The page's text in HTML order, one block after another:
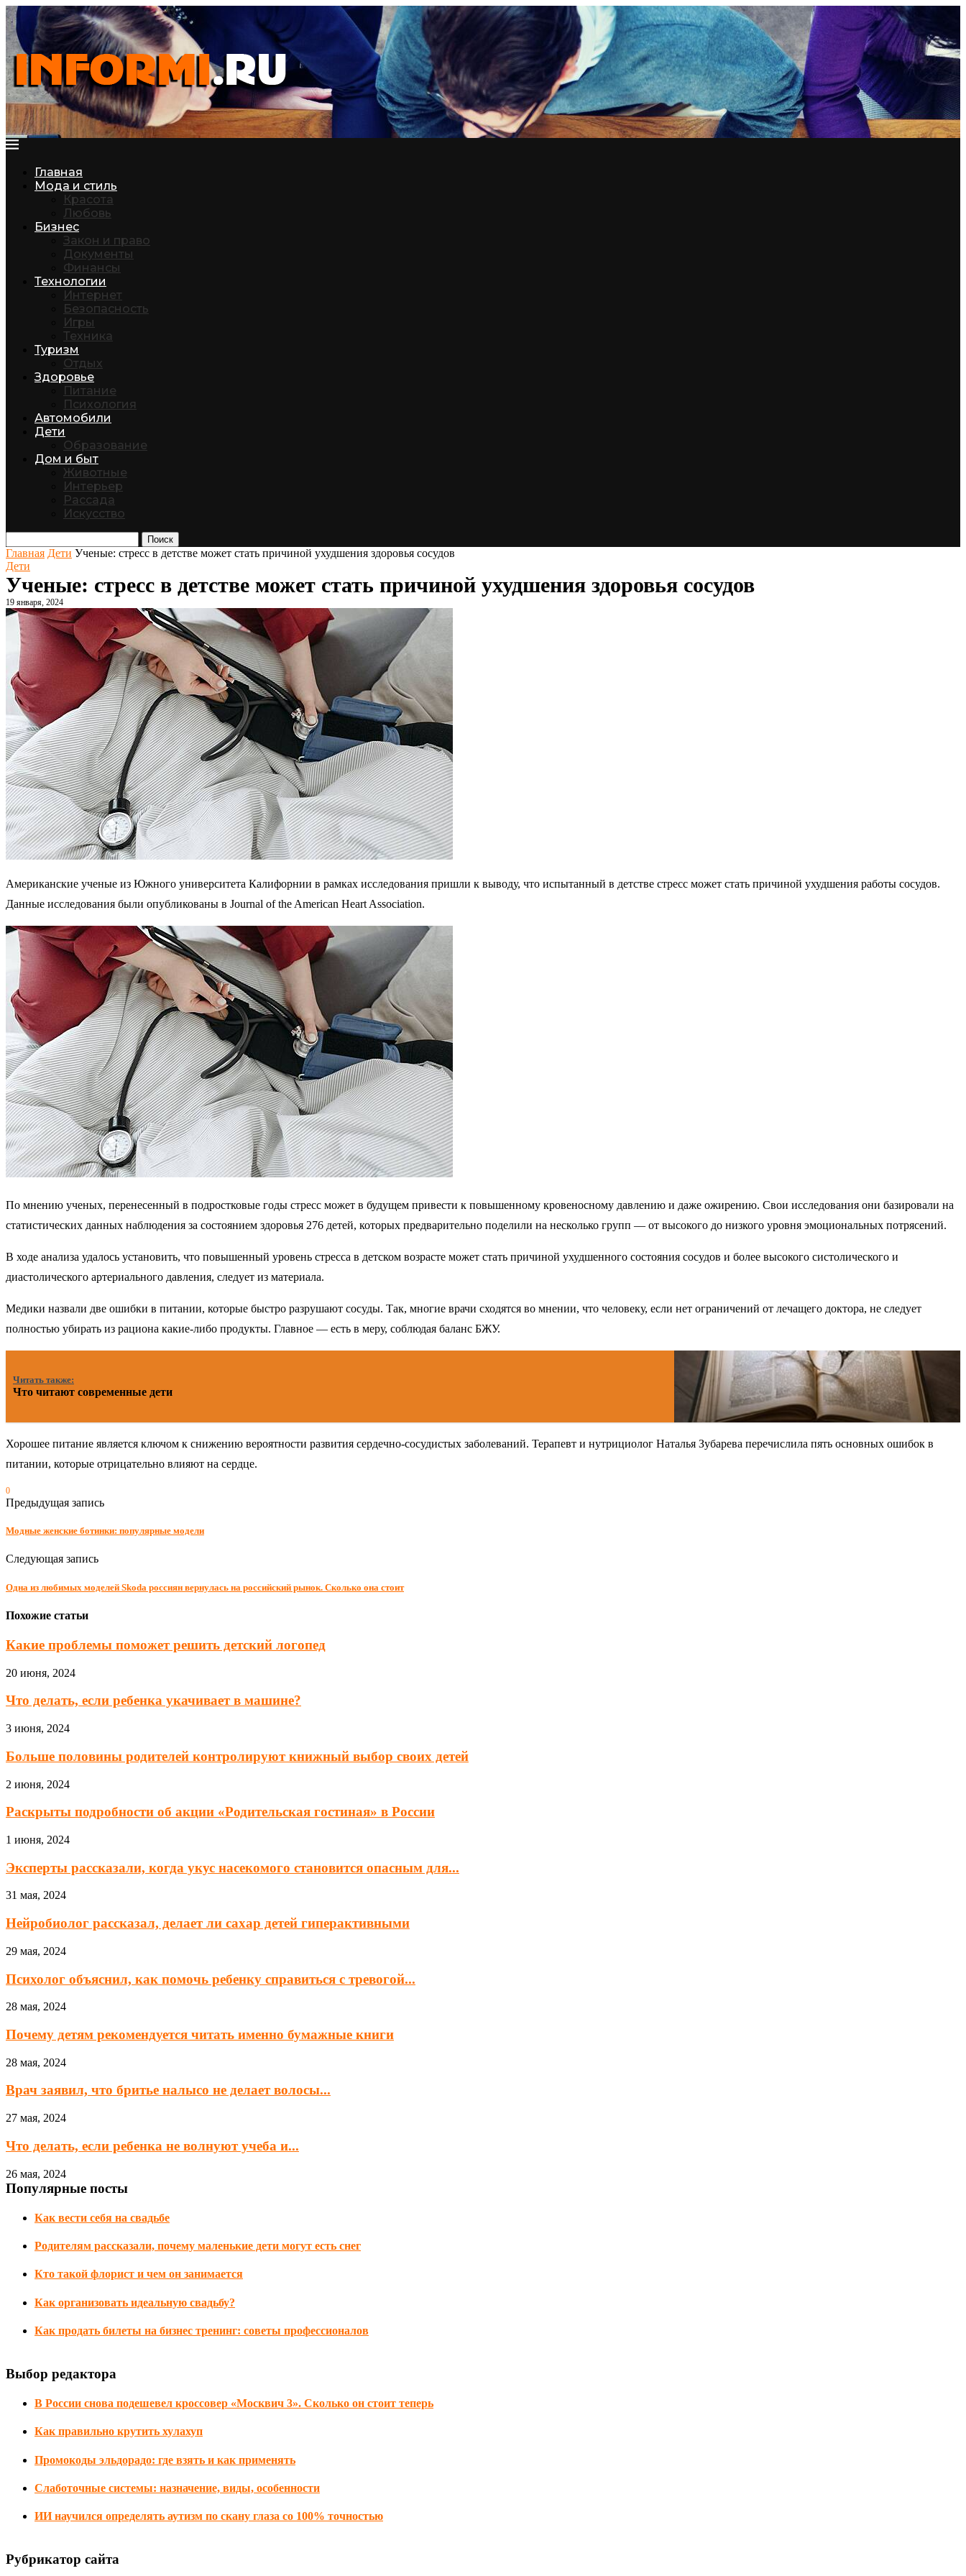
Главная
Мода и стиль
Красота
Любовь
Бизнес
Закон и право
Документы
Финансы
Технологии
Интернет
Безопасность
Игры
Техника
Туризм
Отдых
Здоровье
Питание
Психология
Автомобили
Дети
Образование
Дом и быт
Животные
Интерьер
Рассада
Искусство
Поиск
Главная Дети Ученые: стресс в детстве может стать причиной ухудшения здоровья сосудов
Дети
Ученые: стресс в детстве может стать причиной ухудшения здоровья сосудов
19 января, 2024
Американские ученые из Южного университета Калифорнии в рамках исследования пришли к выводу, что испытанный в детстве стресс может стать причиной ухудшения работы сосудов.
Данные исследования были опубликованы в Journal of the American Heart Association.
По мнению ученых, перенесенный в подростковые годы стресс может в будущем привести к повышенному кровеносному давлению и даже ожирению. Свои исследования они базировали на
статистических данных наблюдения за состоянием здоровья 276 детей, которых предварительно поделили на несколько групп — от высокого до низкого уровня эмоциональных потрясений.
В ходе анализа удалось установить, что повышенный уровень стресса в детском возрасте может стать причиной ухудшенного состояния сосудов и более высокого систолического и
диастолического артериального давления, следует из материала.
Медики назвали две ошибки в питании, которые быстро разрушают сосуды. Так, многие врачи сходятся во мнении, что человеку, если нет ограничений от лечащего доктора, не следует
полностью убирать из рациона какие-либо продукты. Главное — есть в меру, соблюдая баланс БЖУ.
Читать также:
Что читают современные дети
Хорошее питание является ключом к снижению вероятности развития сердечно-сосудистых заболеваний. Терапевт и нутрициолог Наталья Зубарева перечислила пять основных ошибок в
питании, которые отрицательно влияют на сердце.
0
Предыдущая запись
Модные женские ботинки: популярные модели
Следующая запись
Одна из любимых моделей Skoda россиян вернулась на российский рынок. Сколько она стоит
Похожие статьи
Какие проблемы поможет решить детский логопед
20 июня, 2024
Что делать, если ребенка укачивает в машине?
3 июня, 2024
Больше половины родителей контролируют книжный выбор своих детей
2 июня, 2024
Раскрыты подробности об акции «Родительская гостиная» в России
1 июня, 2024
Эксперты рассказали, когда укус насекомого становится опасным для...
31 мая, 2024
Нейробиолог рассказал, делает ли сахар детей гиперактивными
29 мая, 2024
Психолог объяснил, как помочь ребенку справиться с тревогой...
28 мая, 2024
Почему детям рекомендуется читать именно бумажные книги
28 мая, 2024
Врач заявил, что бритье налысо не делает волосы...
27 мая, 2024
Что делать, если ребенка не волнуют учеба и...
26 мая, 2024
Популярные посты
Как вести себя на свадьбе
Родителям рассказали, почему маленькие дети могут есть снег
Кто такой флорист и чем он занимается
Как организовать идеальную свадьбу?
Как продать билеты на бизнес тренинг: советы профессионалов
Выбор редактора
В России снова подешевел кроссовер «Москвич 3». Сколько он стоит теперь
Как правильно крутить хулахуп
Промокоды эльдорадо: где взять и как применять
Слаботочные системы: назначение, виды, особенности
ИИ научился определять аутизм по скану глаза со 100% точностью
Рубрикатор сайта